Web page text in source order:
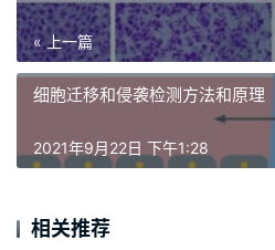
« 上一篇
细胞迁移和侵袭检测方法和原理
2021年9月22日 下午1:28
相关推荐